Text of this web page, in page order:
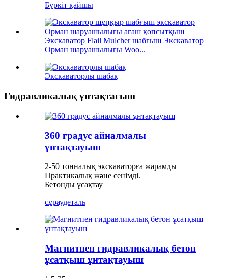
Бүркіт қайшы
Экскаватор Flail Mulcher шабғыш Экскаватор
Орман шаруашылығы Woo...
Экскаваторлы шабақ
Гидравликалық ұнтақтағыш
360 градус айналмалы
ұнтақтауыш
2-50 тонналық экскаваторға жарамды
Практикалық және сенімді.
Бетонды ұсақтау
сұраудеталь
Магнитпен гидравликалық бетон
ұсатқыш ұнтақтауыш